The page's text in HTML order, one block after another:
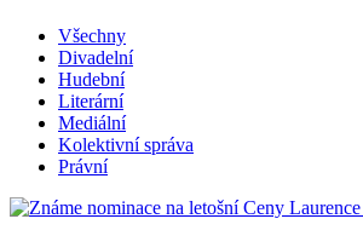
Všechny
Divadelní
Hudební
Literární
Mediální
Kolektivní správa
Právní